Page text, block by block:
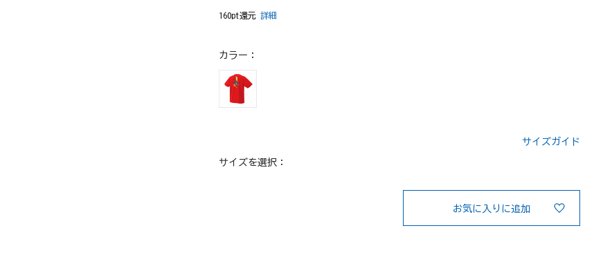
160pt還元詳細
カラー：
サイズガイド
サイズを選択：
お気に入りに追加